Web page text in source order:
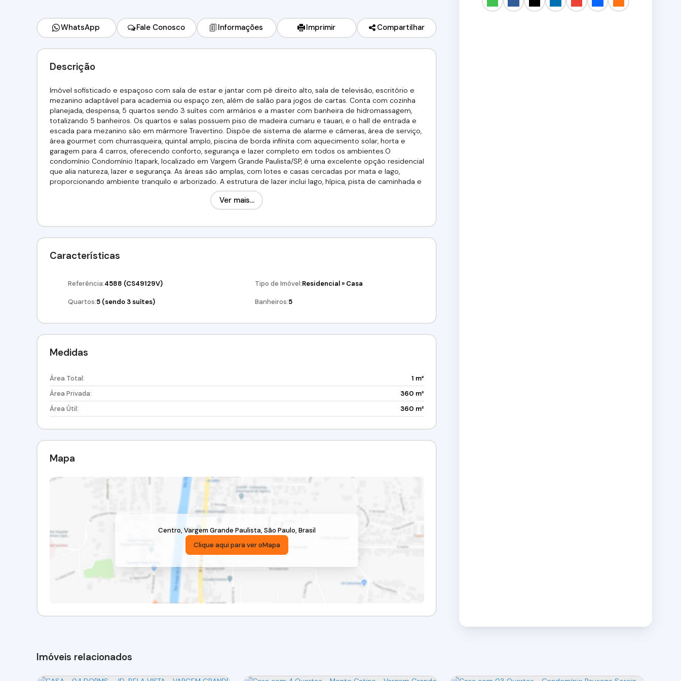
WhatsApp Fale Conosco Informações Imprimir Compartilhar
Descrição
Imóvel sofisticado e espaçoso com sala de estar e jantar com pé direito alto, sala de televisão, escritório e
mezanino adaptável para academia ou espaço zen, além de salão para jogos de cartas. Conta com cozinha
planejada, despensa, 5 quartos sendo 3 suítes com armários e a master com banheira de hidromassagem,
totalizando 5 banheiros. Os quartos e salas possuem piso de madeira cumaru e tauari, e o hall de entrada e
escada para mezanino são em mármore Travertino. Dispõe de sistema de alarme e câmeras, área de serviço,
área gourmet com churrasqueira, quintal amplo, piscina de borda infinita com aquecimento solar, horta e
garagem para 4 carros, oferecendo conforto, segurança e lazer completo em todos os ambientes.O
condomínio Condomínio Itapark, localizado em Vargem Grande Paulista/SP, é uma excelente opção residencial
que alia natureza, lazer e segurança. As áreas são amplas, com lotes e casas cercadas por mata e lago,
proporcionando ambiente tranquilo e arborizado. A estrutura de lazer inclui lago, hípica, pista de caminhada e
áreas de preservação, ideal para famílias que buscam contato com a natureza. Em relação à segurança, o
condomínio conta com portaria 24 horas e controle de acesso, garantindo mais privacidade e conforto aos
moradores. A localização é estratégica, próximo ao Km 41 da Rodovia Raposo Tavares, a poucos minutos do
Ver mais...
Características
Referência:4588 (CS49129V) Tipo de Imóvel:Residencial» Casa
Quartos:5 (sendo 3 suítes) Banheiros:5
Medidas
Área Total:
1 m²
Área Privada:
360 m²
Área Útil:
360 m²
Mapa
Centro, Vargem Grande Paulista, São Paulo, Brasil
Clique aqui para ver oMapa
Imóveis relacionados